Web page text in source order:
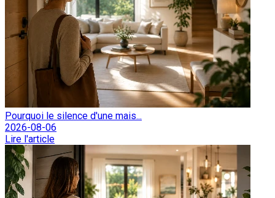
Pourquoi le silence d'une mais...
2026-08-06
Lire l'article